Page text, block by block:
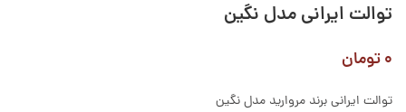
توالت ایرانی مدل نگین
۰تومان
توالت ایرانی برند مروارید مدل نگین